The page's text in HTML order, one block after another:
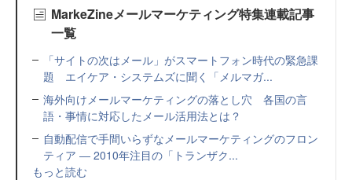
MarkeZineメールマーケティング特集連載記事
一覧
「サイトの次はメール」がスマートフォン時代の緊急課
題 エイケア・システムズに聞く「メルマガ...
海外向けメールマーケティングの落とし穴 各国の言
語・事情に対応したメール活用法とは？
自動配信で手間いらずなメールマーケティングのフロン
ティア ― 2010年注目の「トランザク...
もっと読む